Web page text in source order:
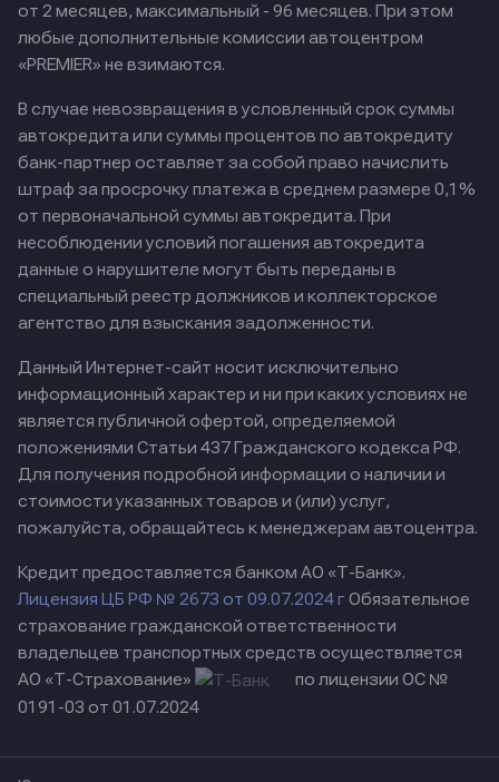
от 2 месяцев, максимальный - 96 месяцев. При этом
любые дополнительные комиссии автоцентром
«PREMIER» не взимаются.
В случае невозвращения в условленный срок суммы
автокредита или суммы процентов по автокредиту
банк-партнер оставляет за собой право начислить
штраф за просрочку платежа в среднем размере 0,1%
от первоначальной суммы автокредита. При
несоблюдении условий погашения автокредита
данные о нарушителе могут быть переданы в
специальный реестр должников и коллекторское
агентство для взыскания задолженности.
Данный Интернет-сайт носит исключительно
информационный характер и ни при каких условиях не
является публичной офертой, определяемой
положениями Статьи 437 Гражданского кодекса РФ.
Для получения подробной информации о наличии и
стоимости указанных товаров и (или) услуг,
пожалуйста, обращайтесь к менеджерам автоцентра.
Кредит предоставляется банком АО «Т-Банк».
Лицензия ЦБ РФ № 2673 от 09.07.2024 гОбязательное
страхование гражданской ответственности
владельцев транспортных средств осуществляется
АО «Т-Страхование»
по лицензии ОС №
0191-03 от 01.07.2024